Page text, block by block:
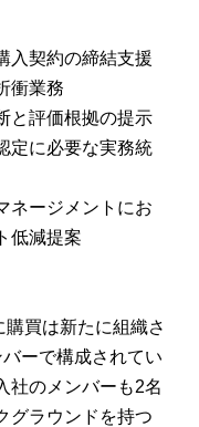
入契約の締結支援
衝業務
と評価根拠の提示
定に必要な実務統
ネージメントにお
低減提案
買は新たに組織さ
ーで構成されてい
社のメンバーも2名
グラウンドを持つ